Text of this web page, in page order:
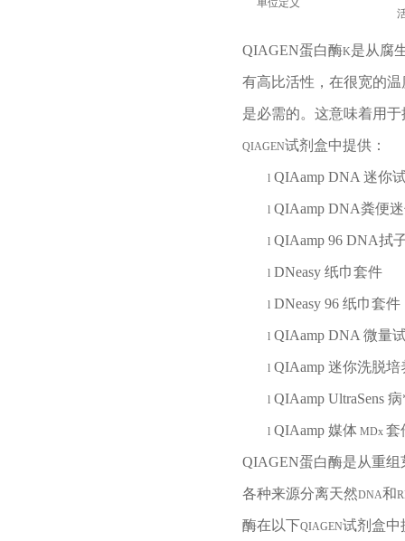
单位定义
QIAGEN蛋白酶K是从腐
有高比活性，在很宽的温
是必需的。这意味着用于
QIAGEN试剂盒中提供：
l QIAamp DNA 迷你
l QIAamp DNA粪便
l QIAamp 96 DNA拭
l DNeasy 纸巾套件
l DNeasy 96 纸巾套件
l QIAamp DNA 微量
l QIAamp 迷你洗脱培
l QIAamp UltraSens
l QIAamp 媒体 MDx 套
QIAGEN蛋白酶是从重组
各种来源分离天然DNA和
酶在以下QIAGEN试剂盒中